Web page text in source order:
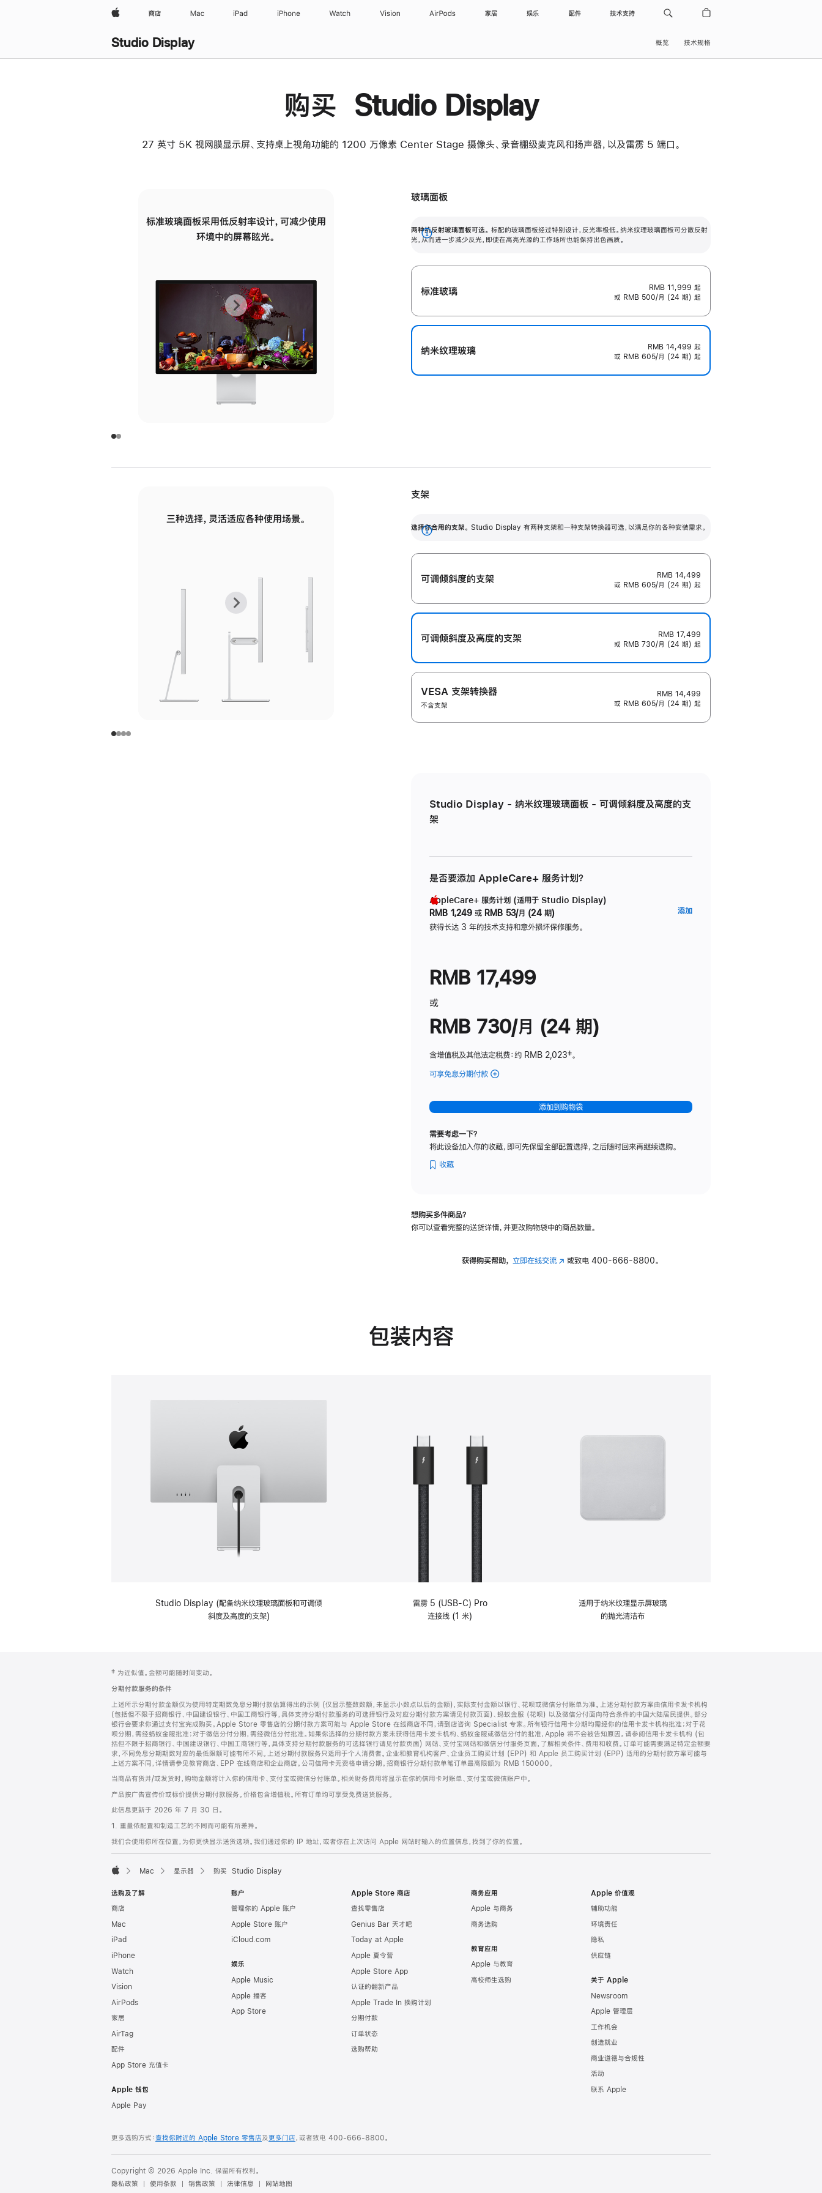
Apple 商店 Mac iPad iPhone Watch Vision AirPods 家居 娱乐 配件 技术支持
Studio Display 概览 技术规格
购买 Studio Display
27 英寸 5K 视网膜显示屏、支持桌上视角功能的 1200 万像素 Center Stage 摄像头、录音棚级麦克风和扬声器，以及雷雳 5 端口。
标准玻璃面板采用低反射率设计，可减少使用
环境中的屏幕眩光。
有高亮光源的场所使用，也能保持出色画质。
上
一
张
图
面
下
一
张
图
面
玻璃面板
两种抗反射玻璃面板可选。 标配的玻璃面板经过特别设计，反光率极低。纳米纹理玻璃面板可分散反射
光，从而进一步减少反光，即使在高亮光源的工作场所也能保持出色画质。
展
标准玻璃 RMB 11,999 起
或 RMB 500/月 (24 期) 起
纳米纹理玻璃 RMB 14,499 起
或 RMB 605/月 (24 期) 起
三种选择，灵活适应各种使用场景。
调节范围。
毫米的高度调节范围。
上
张
下
张
支架
选择你合用的支架。 Studio Display 有两种支架和一种支架转换器可选，以满足你的各种安装需求。
展
开
可调倾斜度的支架
RMB 14,499
或 RMB 605/月 (24 期) 起
可调倾斜度及高‍度的支‍架
RMB 17,499
或 RMB 730/月 (24 期) 起
VESA 支架转换器
不含支架
RMB 14,499
或 RMB 605/月 (24 期) 起
Studio Display - 纳米纹理玻璃面板 - 可调倾斜度及高度的支
架
是否要添加 AppleCare+ 服务计划？
AppleCare+ 服务计划 (适用于 Studio Display)
RMB 1,249 或 RMB 53/月 (24 期)
获得长达 3 年的技术支持和意外损坏保修服务。
添加
RMB 17,499
或
RMB 730/月 (24 期)
含增值税及其他法定税费：约 RMB 2,023脚
‡。
可享免息分期付款 (Studio
-
纳
理
可
斜
添加到购物袋
需要考虑一下？
将此设备加入你的收藏，即可先保留全部配置选择，之后随时回来再继续选购。
收藏
想购买多件商品？
你可以查看完整的送货详情，并更改购物袋中的商品数量。
获得购买帮助， 立即在线交流(在 或致电400-666-8800。
包装内容
Studio Display (配备纳米纹理玻璃面板和可调倾
斜度及高度的支架)
雷雳 5 (USB-C) Pro
连接线 (1 米)
适用于纳米纹理显示屏玻璃
的抛光清洁布
页
脚
注
‡ 为近似值。金额可能随时间变动。
分期付款服务的条件
上述所示分期付款金额仅为使用特定期数免息分期付款估算得出的示例 (仅显示整数数额，未显示小数点以后的金额)，实际支付金额以银行、花呗或微信分付账单为准。上述分期付款方案由信用卡发卡机构
(包括但不限于招商银行、中国建设银行、中国工商银行等，具体支持分期付款服务的可选择银行及对应分期付款方案请见付款页面)、蚂蚁金服 (花呗) 以及微信分付面向符合条件的中国大陆居民提供。部分
银行会要求你通过支付宝完成购买。Apple Store 零售店的分期付款方案可能与 Apple Store 在线商店不同，请到店咨询 Specialist 专家。所有银行信用卡分期均需经你的信用卡发卡机构批准；对于花
呗分期，需经蚂蚁金服批准；对于微信分付分期，需经微信分付批准。如果你选择的分期付款方案未获得信用卡发卡机构、蚂蚁金服或微信分付的批准，Apple 将不会被告知原因。请参阅信用卡发卡机构 (包
括但不限于招商银行、中国建设银行、中国工商银行等，具体支持分期付款服务的可选择银行请见付款页面) 网站、支付宝网站和微信分付服务页面，了解相关条件、费用和收费。订单可能需要满足特定金额要
求，不同免息分期期数对应的最低限额可能有所不同。上述分期付款服务只适用于个人消费者。企业和教育机构客户、企业员工购买计划 (EPP) 和 Apple 员工购买计划 (EPP) 适用的分期付款方案可能与
上述方案不同，详情请参见教育商店、EPP 在线商店和企业商店。公司信用卡无资格申请分期。招商银行分期付款单笔订单最高限额为 RMB 150000。
当商品有货并/或发货时，购物金额将计入你的信用卡、支付宝或微信分付账单。相关财务费用将显示在你的信用卡对账单、支付宝或微信账户中。
产品按广告宣传价或标价提供分期付款服务。价格包含增值税。所有订单均可享受免费送货服务。
此信息更新于 2026 年 7 月 30 日。
1. 重量依配置和制造工艺的不同而可能有所差异。
我们会使用你所在位置，为你更快显示送货选项。我们通过你的 IP 地址，或者你在上次访问 Apple 网站时输入的位置信息，找到了你的位置。
Mac 显示器 购买 Studio Display
选购及了解
商店
Mac
iPad
iPhone
Watch
Vision
AirPods
家居
AirTag
配件
App Store 充值卡
Apple 钱包
Apple Pay
账户
管理你的 Apple 账户
Apple Store 账户
iCloud.com
娱乐
Apple Music
Apple 播客
App Store
Apple Store 商店
查找零售店
Genius Bar 天才吧
Today at Apple
Apple 夏令营
Apple Store App
认证的翻新产品
Apple Trade In 换购计划
分期付款
订单状态
选购帮助
商务应用
Apple 与商务
商务选购
教育应用
Apple 与教育
高校师生选购
Apple 价值观
辅助功能
环境责任
隐私
供应链
关于 Apple
Newsroom
Apple 管理层
工作机会
创造就业
商业道德与合规性
活动
联系 Apple
更多选购方式：查找你附近的 Apple Store 零售店及更多门店，或者致电 400-666-8800。
Copyright © 2026 Apple Inc. 保留所有权利。
隐私政策
使用条款 销售政策 法律信息 网站地图